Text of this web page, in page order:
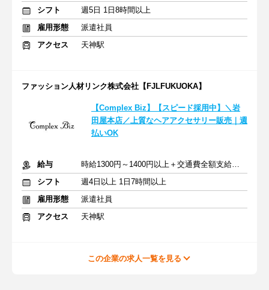
シフト
週5日 1日8時間以上
雇用形態
派遣社員
アクセス
天神駅
ファッション人材リンク株式会社【FJLFUKUOKA】
【Complex Biz】【スピード採用中】＼岩
田屋本店／上質なヘアアクセサリー販売｜週
払いOK
給与
時給1300円～1400円以上＋交通費全額支給あり
シフト
週4日以上 1日7時間以上
雇用形態
派遣社員
アクセス
天神駅
この企業の求人一覧を見る